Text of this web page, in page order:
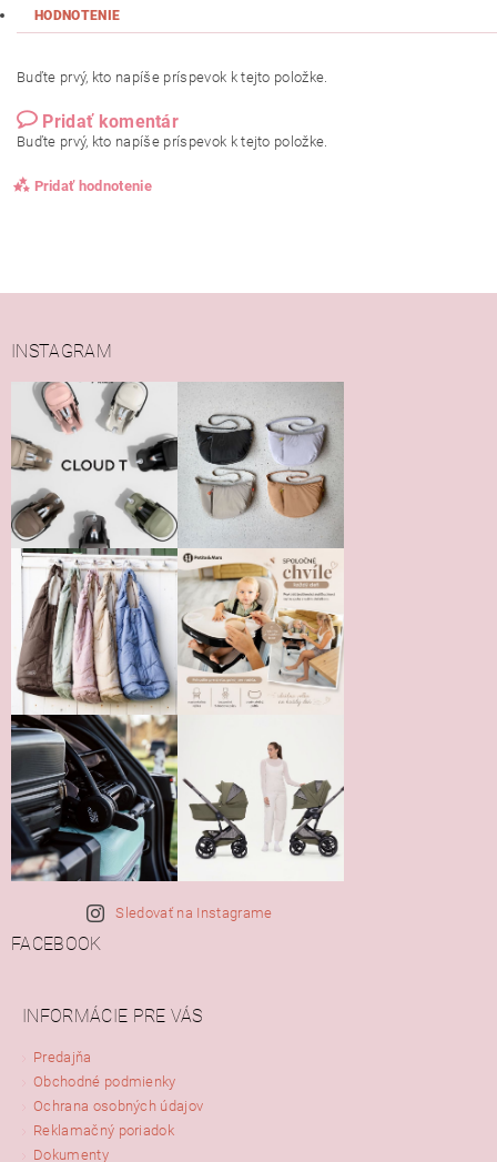
HODNOTENIE
Buďte prvý, kto napíše príspevok k tejto položke.
Pridať komentár
Buďte prvý, kto napíše príspevok k tejto položke.
Pridať hodnotenie
Vložením hodnotenie súhlasíte s
podmienkami ochrany
osobných údajov
INSTAGRAM
Sledovať na Instagrame
FACEBOOK
INFORMÁCIE PRE VÁS
Predajňa
Obchodné podmienky
Ochrana osobných údajov
Reklamačný poriadok
Dokumenty